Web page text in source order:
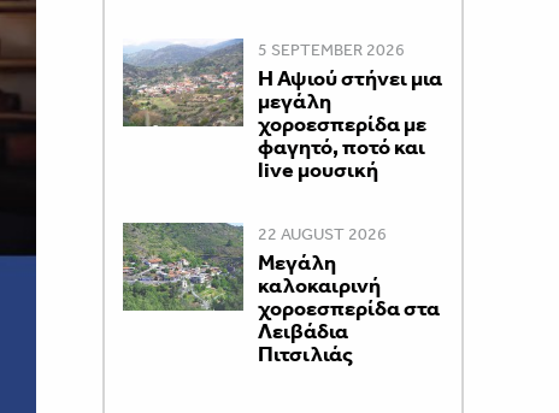
5 SEPTEMBER 2026
Η Αψιού στήνει μια
μεγάλη
χοροεσπερίδα με
φαγητό, ποτό και
live μουσική
22 AUGUST 2026
Μεγάλη
καλοκαιρινή
χοροεσπερίδα στα
Λειβάδια
Πιτσιλιάς